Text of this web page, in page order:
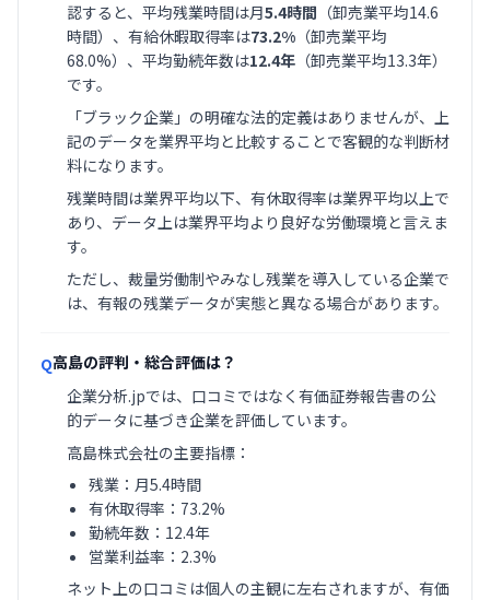
認すると、平均残業時間は月5.4時間 （卸売業平均14.6
時間）、有給休暇取得率は73.2% （卸売業平均
68.0%）、平均勤続年数は12.4年 （卸売業平均13.3年）
です。
「ブラック企業」の明確な法的定義はありませんが、上
記のデータを業界平均と比較することで客観的な判断材
料になります。
残業時間は業界平均以下、有休取得率は業界平均以上で
あり、データ上は業界平均より良好な労働環境と言えま
す。
ただし、裁量労働制やみなし残業を導入している企業で
は、有報の残業データが実態と異なる場合があります。
Q高島の評判・総合評価は？
企業分析.jpでは、口コミではなく有価証券報告書の公
的データに基づき企業を評価しています。
高島株式会社の主要指標：
残業：月5.4時間
有休取得率：73.2%
勤続年数：12.4年
営業利益率：2.3%
ネット上の口コミは個人の主観に左右されますが、有価